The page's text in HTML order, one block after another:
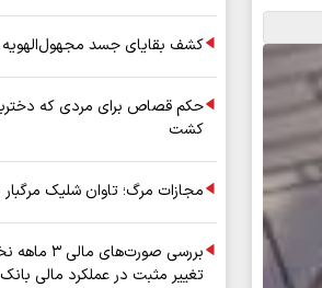
کشف بقایای جسد مجهول‌الهویه
حکم قصاص برای مردی که
کشت
مجازات مرگ؛ تاوان شلیک
تغییر مثبت در عملکرد مالی